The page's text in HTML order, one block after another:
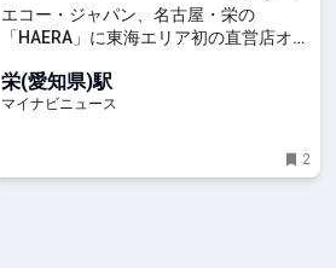
エコー・ジャパン、名古屋・栄の
「HAERA」に東海エリア初の直営店オー
栄(愛知県)駅
マイナビニュース
2